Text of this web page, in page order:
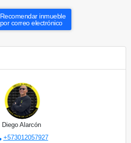
Recomendar inmueble
por correo electrónico
Diego Alarcón
+573012057927